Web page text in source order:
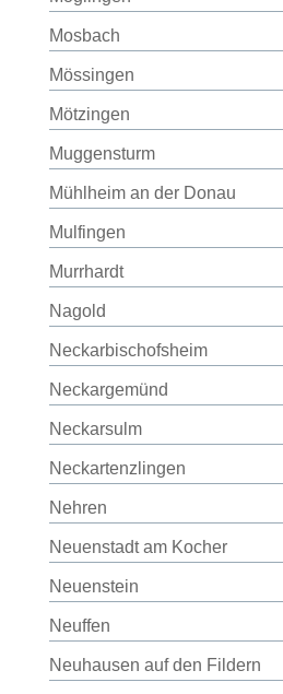
Mosbach
Mössingen
Mötzingen
Muggensturm
Mühlheim an der Donau
Mulfingen
Murrhardt
Nagold
Neckarbischofsheim
Neckargemünd
Neckarsulm
Neckartenzlingen
Nehren
Neuenstadt am Kocher
Neuenstein
Neuffen
Neuhausen auf den Fildern